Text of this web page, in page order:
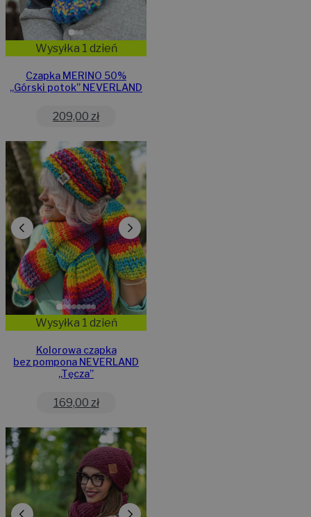
Wysyłka 1 dzień
Czapka MERINO 50%
„Górski potok” NEVERLAND
209,00 zł
Wysyłka 1 dzień
Kolorowa czapka
bez pompona NEVERLAND
,,Tęcza”
169,00 zł